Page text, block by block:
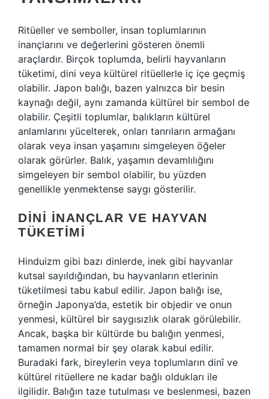
Ritüeller ve semboller, insan toplumlarının
inançlarını ve değerlerini gösteren önemli
araçlardır. Birçok toplumda, belirli hayvanların
tüketimi, dini veya kültürel ritüellerle iç içe geçmiş
olabilir. Japon balığı, bazen yalnızca bir besin
kaynağı değil, aynı zamanda kültürel bir sembol de
olabilir. Çeşitli toplumlar, balıkların kültürel
anlamlarını yücelterek, onları tanrıların armağanı
olarak veya insan yaşamını simgeleyen öğeler
olarak görürler. Balık, yaşamın devamlılığını
simgeleyen bir sembol olabilir, bu yüzden
genellikle yenmektense saygı gösterilir.
DINI İNANÇLAR VE HAYVAN
TÜKETIMI
Hinduizm gibi bazı dinlerde, inek gibi hayvanlar
kutsal sayıldığından, bu hayvanların etlerinin
tüketilmesi tabu kabul edilir. Japon balığı ise,
örneğin Japonya’da, estetik bir objedir ve onun
yenmesi, kültürel bir saygısızlık olarak görülebilir.
Ancak, başka bir kültürde bu balığın yenmesi,
tamamen normal bir şey olarak kabul edilir.
Buradaki fark, bireylerin veya toplumların dinî ve
kültürel ritüellere ne kadar bağlı oldukları ile
ilgilidir. Balığın taze tutulması ve beslenmesi, bazen